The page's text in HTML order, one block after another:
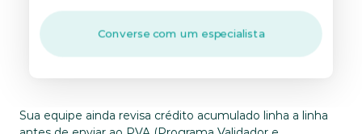
Converse com um especialista
Sua equipe ainda revisa crédito acumulado linha a linha